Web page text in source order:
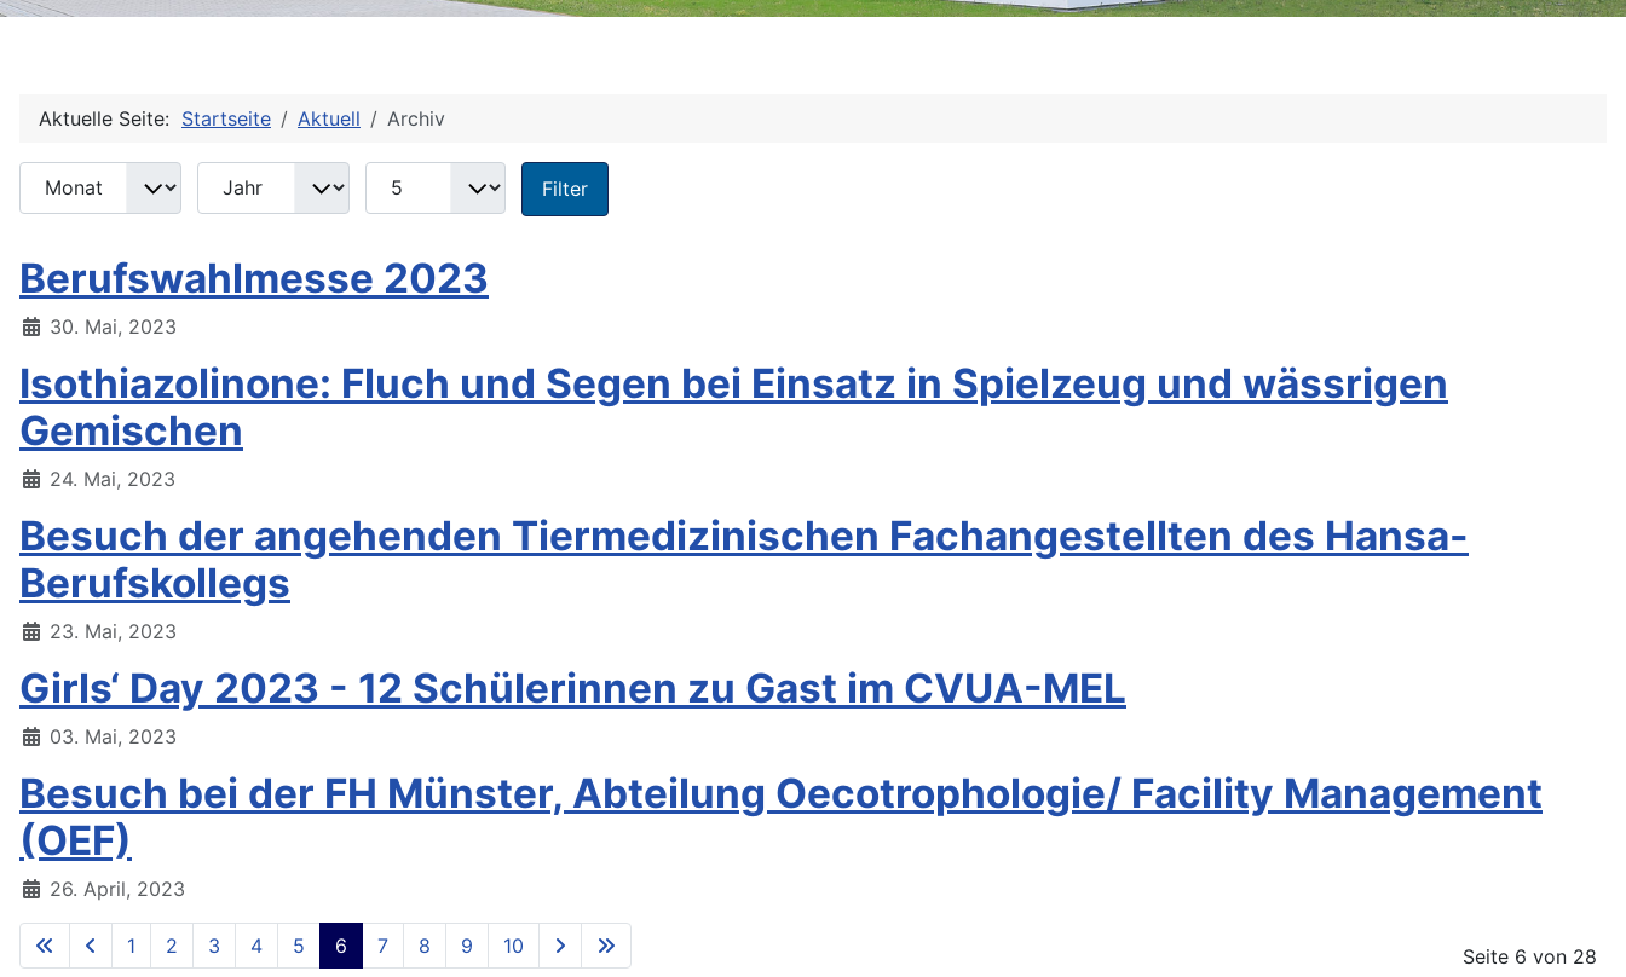
Aktuelle Seite: Startseite Aktuell Archiv
Filter
Monat Jahr Anzeige #
Filter
Berufswahlmesse 2023
30. Mai, 2023
Isothiazolinone: Fluch und Segen bei Einsatz in Spielzeug und wässrigen
Gemischen
24. Mai, 2023
Besuch der angehenden Tiermedizinischen Fachangestellten des Hansa-
Berufskollegs
23. Mai, 2023
Girls‘ Day 2023 - 12 Schülerinnen zu Gast im CVUA-MEL
03. Mai, 2023
Besuch bei der FH Münster, Abteilung Oecotrophologie/ Facility Management
(OEF)
26. April, 2023
Seite 6 von 28
1 2 3 4 5 6 7 8 9 10